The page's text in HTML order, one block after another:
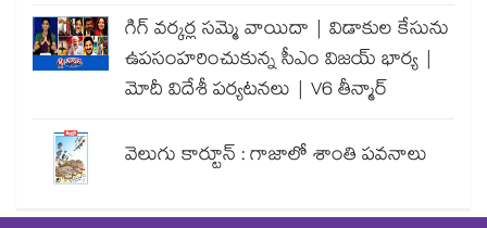
గిగ్ వర్కర్ల సమ్మె వాయిదా | విడాకుల కేసును
ఉపసంహరించుకున్న సీఎం విజయ్ భార్య |
మోదీ విదేశీ పర్యటనలు | V6 తీన్మార్
వెలుగు కార్టూన్ : గాజాలో శాంతి పవనాలు